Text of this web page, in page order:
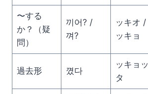
〜する
か？（疑
問）
끼어? /
껴?
ッキオ /
ッキョ
過去形 꼈다
ッキョッ
タ